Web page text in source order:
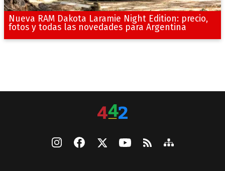
Nueva RAM Dakota Laramie Night Edition: precio,
fotos y todas las novedades para Argentina